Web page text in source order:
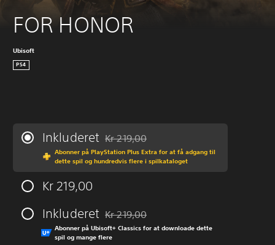
FOR HONOR
Ubisoft
PS4
Inkluderet Nedsat fra den normale pris på Kr 219,00
Kr 219,00
Abonner på PlayStation Plus Extra for at få adgang til
dette spil og hundredvis flere i spilkataloget
Kr 219,00
Inkluderet Nedsat fra den normale pris på Kr 219,00
Kr 219,00
Abonner på Ubisoft+ Classics for at downloade dette
spil og mange flere